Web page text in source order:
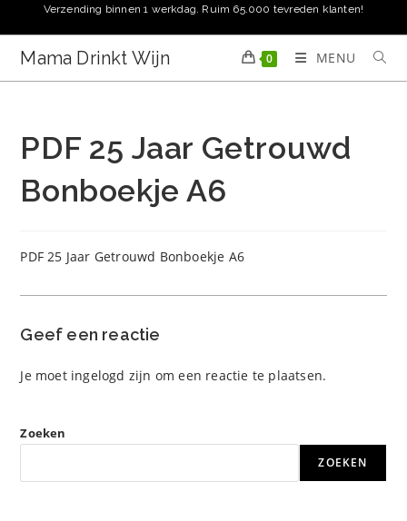
naar
inhoud
Verzending binnen 1 werkdag. Ruim 65.000 tevreden klanten!
Mama Drinkt Wijn 0 MENU
PDF 25 Jaar Getrouwd
Bonboekje A6
PDF 25 Jaar Getrouwd Bonboekje A6
Geef een reactie
Je moet ingelogd zijn om een reactie te plaatsen.
Zoeken
ZOEKEN